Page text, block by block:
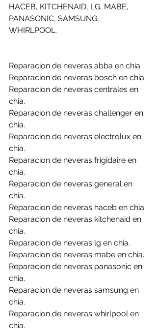
HACEB, KITCHENAID, LG, MABE,
PANASONIC, SAMSUNG,
WHIRLPOOL.
Reparacion de neveras abba en chia.
Reparacion de neveras bosch en chia.
Reparacion de neveras centrales en
chia.
Reparacion de neveras challenger en
chia.
Reparacion de neveras electrolux en
chia.
Reparacion de neveras frigidaire en
chia.
Reparacion de neveras general en
chia.
Reparacion de neveras haceb en chia.
Reparacion de neveras kitchenaid en
chia.
Reparacion de neveras lg en chia.
Reparacion de neveras mabe en chia.
Reparacion de neveras panasonic en
chia.
Reparacion de neveras samsung en
chia.
Reparacion de neveras whirlpool en
chia.